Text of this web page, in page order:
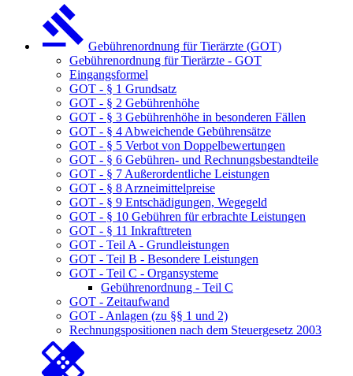
Gebührenordnung für Tierärzte (GOT)
Gebührenordnung für Tierärzte - GOT
Eingangsformel
GOT - § 1 Grundsatz
GOT - § 2 Gebührenhöhe
GOT - § 3 Gebührenhöhe in besonderen Fällen
GOT - § 4 Abweichende Gebührensätze
GOT - § 5 Verbot von Doppelbewertungen
GOT - § 6 Gebühren- und Rechnungsbestandteile
GOT - § 7 Außerordentliche Leistungen
GOT - § 8 Arzneimittelpreise
GOT - § 9 Entschädigungen, Wegegeld
GOT - § 10 Gebühren für erbrachte Leistungen
GOT - § 11 Inkrafttreten
GOT - Teil A - Grundleistungen
GOT - Teil B - Besondere Leistungen
GOT - Teil C - Organsysteme
Gebührenordnung - Teil C
GOT - Zeitaufwand
GOT - Anlagen (zu §§ 1 und 2)
Rechnungspositionen nach dem Steuergesetz 2003